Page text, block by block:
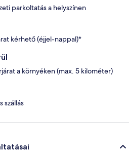
parkoltatás a helyszínen
kérhető (éjjel-nappal)*
a környéken (max. 5 kilométer)
szállás